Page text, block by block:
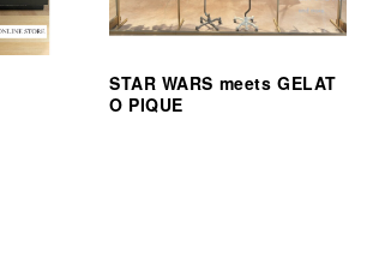
STAR WARS meets GELAT
O PIQUE